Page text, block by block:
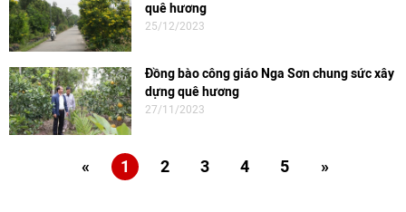
quê hương
25/12/2023
Đồng bào công giáo Nga Sơn chung sức xây
dựng quê hương
27/11/2023
« 1 2 3 4 5 »